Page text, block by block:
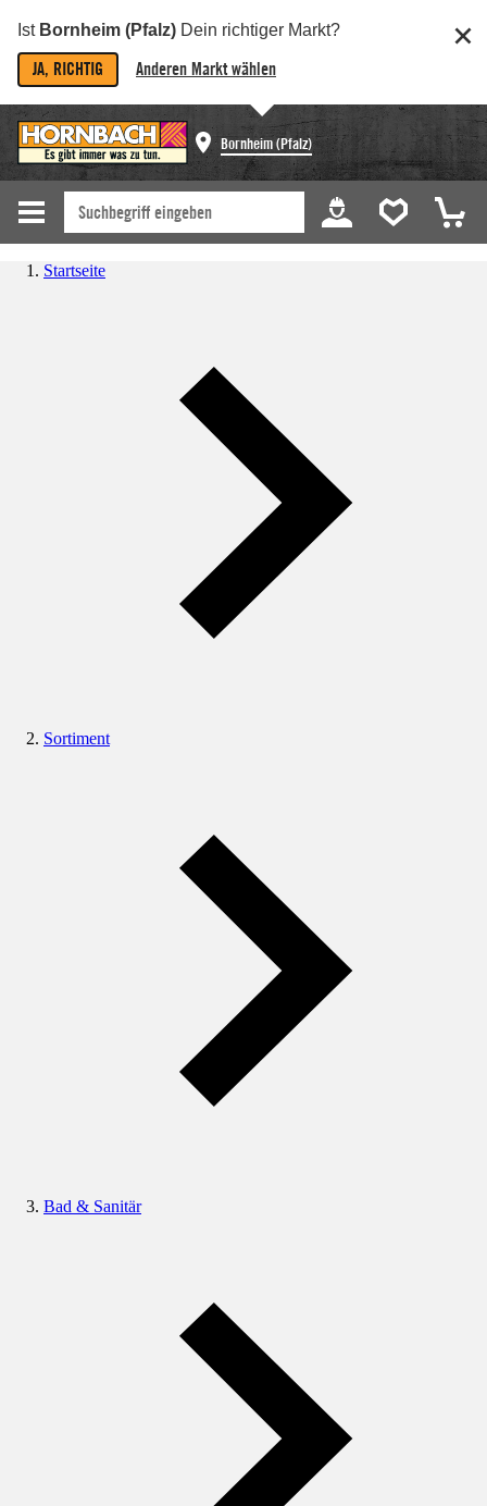
Ist Bornheim (Pfalz) Dein richtiger Markt?
JA, RICHTIG Anderen Markt wählen
Bornheim (Pfalz)
Startseite
Sortiment
Bad & Sanitär